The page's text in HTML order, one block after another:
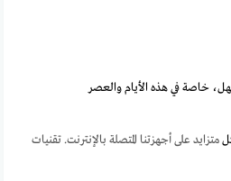
خاصة في هذه الأيام والعصر
متزايد على أجهزتنا المتصلة بالإنترنت. تقنيات